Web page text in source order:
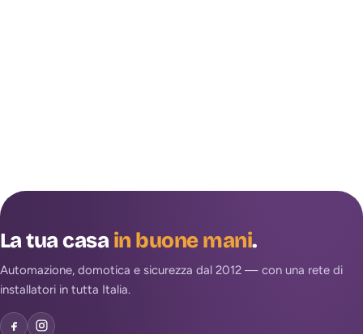
La tua casain buone mani.
Automazione, domotica e sicurezza dal 2012 — con una rete di
installatori in tutta Italia.